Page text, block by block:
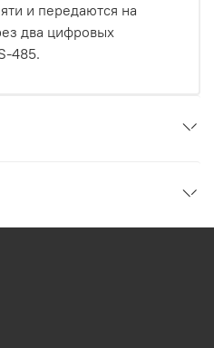
и передаются на
два цифровых
485.